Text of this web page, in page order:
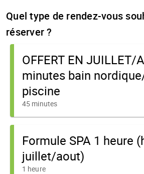
Quel type de rendez-vous
réserver ?
OFFERT EN JUILLET/
minutes bain
piscine
45 minutes
Formule SPA 1 heure
juillet/aout)
1 heure